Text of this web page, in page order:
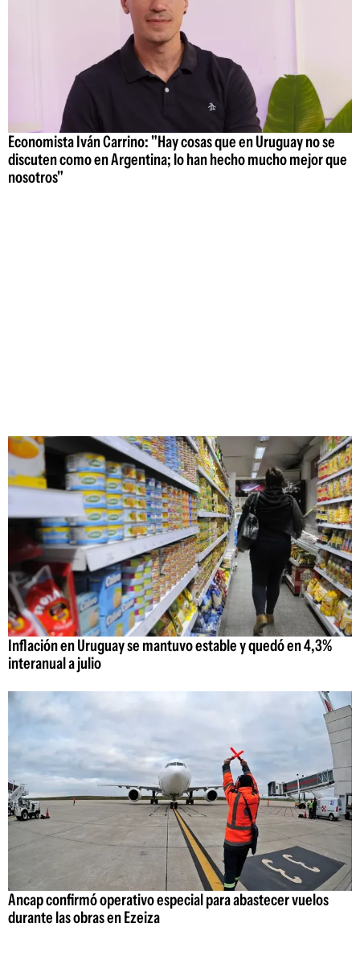
Economista Iván Carrino: "Hay cosas que en Uruguay no se
discuten como en Argentina; lo han hecho mucho mejor que
nosotros"
Inflación en Uruguay se mantuvo estable y quedó en 4,3%
interanual a julio
Ancap confirmó operativo especial para abastecer vuelos
durante las obras en Ezeiza